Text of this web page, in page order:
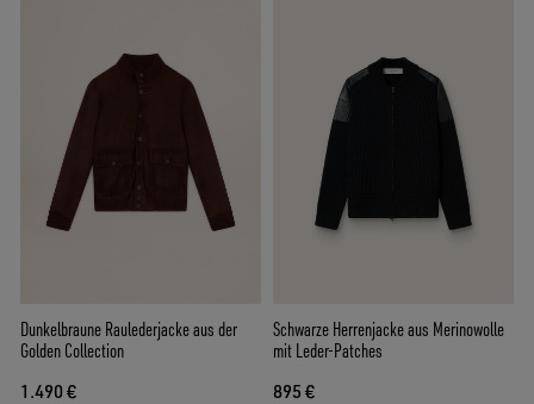
Dunkelbraune Raulederjacke aus der
Golden Collection
1.490 €
Schwarze Herrenjacke aus Merinowolle
mit Leder-Patches
895 €